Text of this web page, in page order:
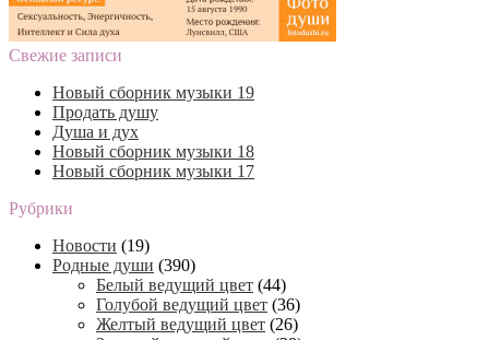
Свежие записи
Новый сборник музыки 19
Продать душу
Душа и дух
Новый сборник музыки 18
Новый сборник музыки 17
Рубрики
Новости (19)
Родные души (390)
Белый ведущий цвет (44)
Голубой ведущий цвет (36)
Желтый ведущий цвет (26)